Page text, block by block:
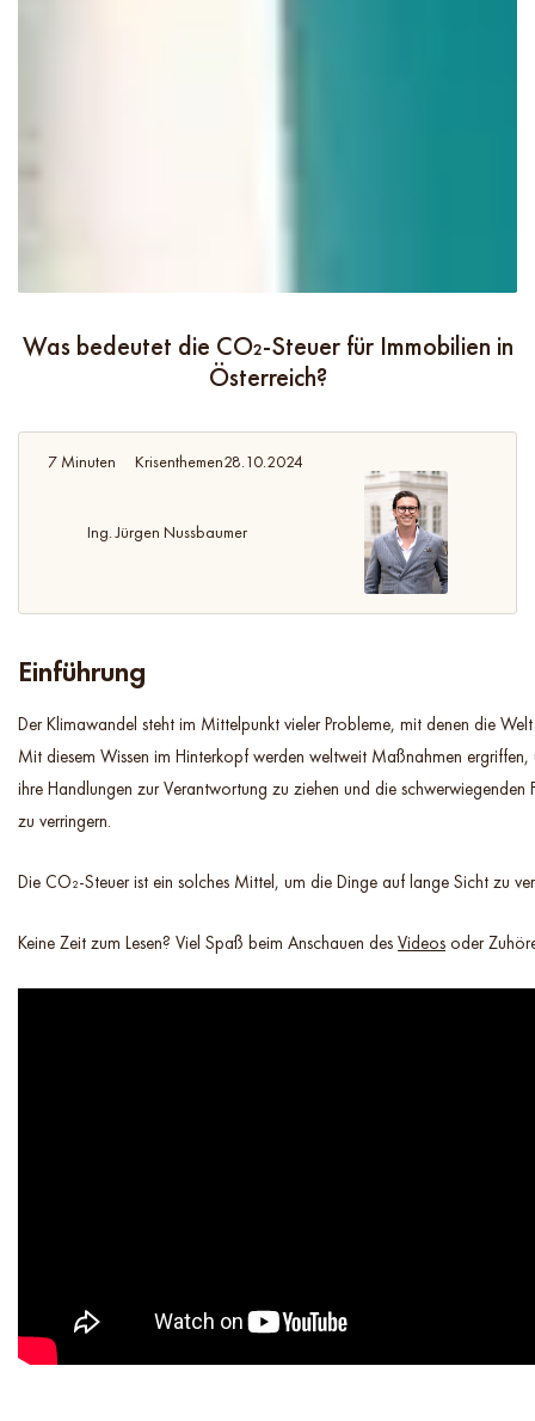
Was bedeutet die CO₂-Steuer für Immobilien in
Österreich?
7 Minuten Krisenthemen28.10.2024
Ing. Jürgen Nussbaumer
Einführung
Der Klimawandel steht im Mittelpunkt vieler Probleme, mit denen die
Mit diesem Wissen im Hinterkopf werden weltweit Maßnahmen
ihre Handlungen zur Verantwortung zu ziehen und die schwerwiegenden
zu verringern.
Die CO₂-Steuer ist ein solches Mittel, um die Dinge auf lange Sicht zu
Keine Zeit zum Lesen? Viel Spaß beim Anschauen des Videos oder